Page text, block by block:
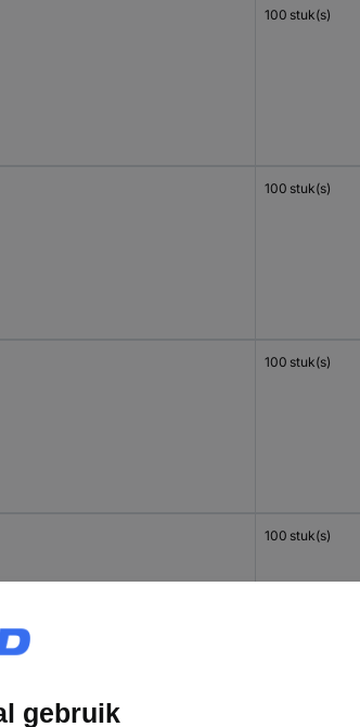
100 stuk(s)
100 stuk(s)
100 stuk(s)
100 stuk(s)